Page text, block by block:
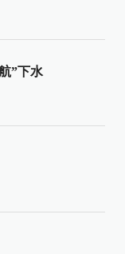
”下水